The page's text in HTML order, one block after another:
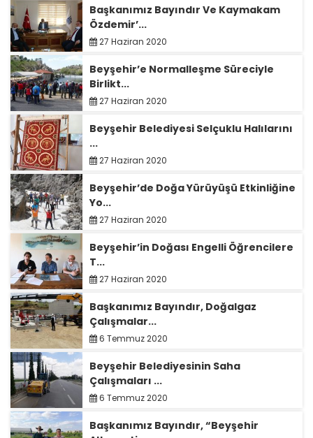
Başkanımız Bayındır Ve Kaymakam
Özdemir’...
27 Haziran 2020
Beyşehir’e Normalleşme Süreciyle
Birlikt...
27 Haziran 2020
Beyşehir Belediyesi Selçuklu Halılarını
...
27 Haziran 2020
Beyşehir’de Doğa Yürüyüşü Etkinliğine
Yo...
27 Haziran 2020
Beyşehir’in Doğası Engelli Öğrencilere
T...
27 Haziran 2020
Başkanımız Bayındır, Doğalgaz
Çalışmalar...
6 Temmuz 2020
Beyşehir Belediyesinin Saha
Çalışmaları ...
6 Temmuz 2020
Başkanımız Bayındır, “Beyşehir